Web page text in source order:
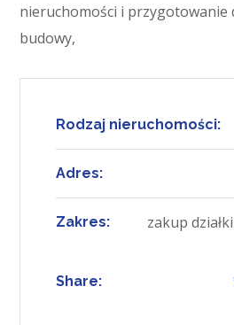
nieruchomości i przygotowanie
budowy,
Rodzaj nieruchomości:
Adres:
Zakres: zakup
Share: